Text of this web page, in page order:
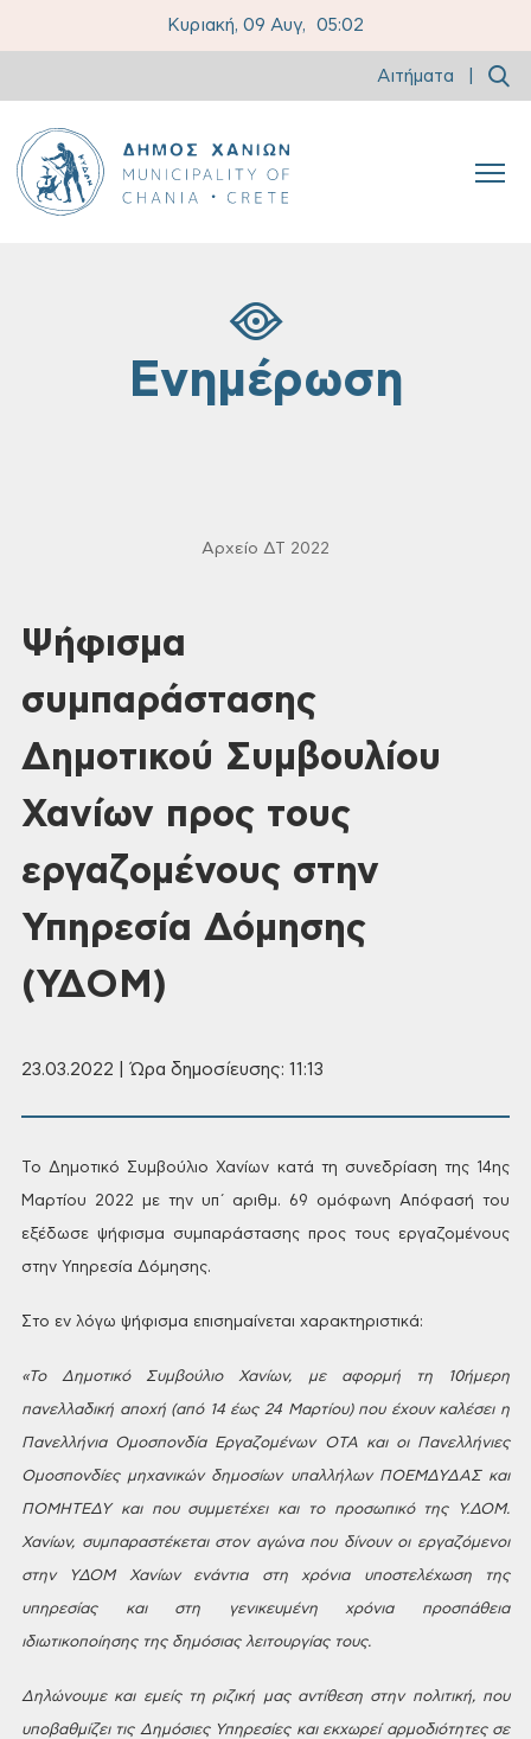
Κυριακή, 09 Αυγ, 05:02
Αιτήματα
Ενημέρωση
Αρχείο ΔΤ 2022
Ψήφισμα
συμπαράστασης
Δημοτικού Συμβουλίου
Χανίων προς τους
εργαζομένους στην
Υπηρεσία Δόμησης
(ΥΔΟΜ)
23.03.2022 | Ώρα δημοσίευσης: 11:13
Το Δημοτικό Συμβούλιο Χανίων κατά τη συνεδρίαση της14ης
Μαρτίου 2022 με την υπ΄ αριθμ. 69 ομόφωνη Απόφασή του
εξέδωσε ψήφισμα συμπαράστασης προς τους εργαζομένους
στην Υπηρεσία Δόμησης.
Στο εν λόγω ψήφισμα επισημαίνεται χαρακτηριστικά:
«Το Δημοτικό Συμβούλιο Χανίων, με αφορμή τη 10ήμερη
πανελλαδική αποχή (από 14 έως 24 Μαρτίου) που έχουν καλέσει η
Πανελλήνια ΟμοσπονδίαΕργαζομένων ΟΤΑ και οι Πανελλήνιες
Ομοσπονδίες μηχανικών δημοσίων υπαλλήλωνΠΟΕΜΔΥΔΑΣ και
ΠΟΜΗΤΕΔΥ και που συμμετέχει και το προσωπικό της Υ.ΔΟΜ.
Χανίων, συμπαραστέκεται στον αγώνα που δίνουν οι εργαζόμενοι
στην ΥΔΟΜ Χανίων ενάντιαστη χρόνια υποστελέχωση της
υπηρεσίας και στη γενικευμένη χρόνια προσπάθεια
ιδιωτικοποίησης της δημόσιας λειτουργίας τους.
Δηλώνουμε και εμείς τη ριζική μας αντίθεση στηνπολιτική, που
υποβαθμίζει τις Δημόσιες Υπηρεσίες και εκχωρεί αρμοδιότητες σε